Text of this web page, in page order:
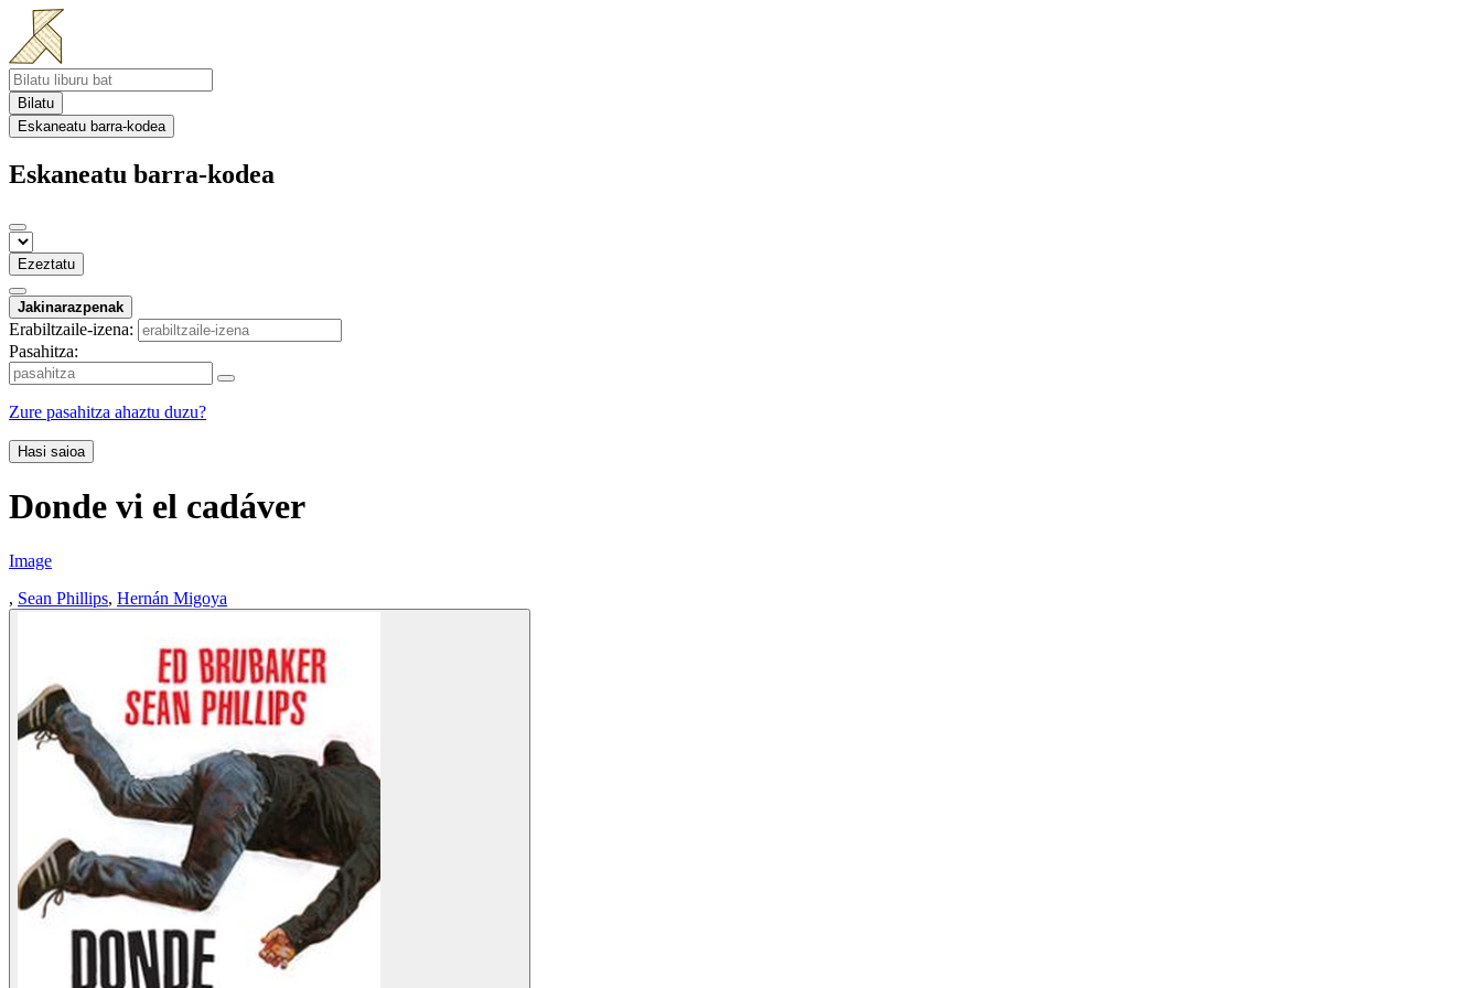
Bilatu
Eskaneatu barra-kodea
Eskaneatu barra-kodea
Ezeztatu
Jakinarazpenak
Erabiltzaile-izena:
Pasahitza:
Zure pasahitza ahaztu duzu?
Hasi saioa
Donde vi el cadáver
Image
, Sean Phillips, Hernán Migoya